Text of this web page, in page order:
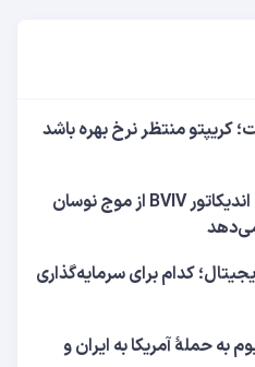
کریپتو منتظر نرخ بهره باشد
هشدار ولمگدون بیت کوین؛ اندیکاتور BVIV از موج نوسان
کدام برای سرمایه‌گذاری
به حملهٔ آمریکا به ایران و